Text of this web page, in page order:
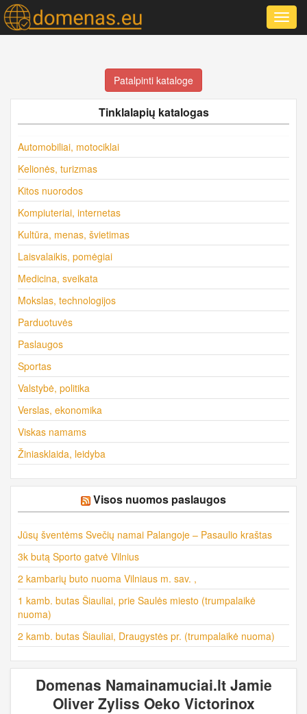
Patalpinti kataloge
Tinklalapių katalogas
Automobiliai, motociklai
Kelionės, turizmas
Kitos nuorodos
Kompiuteriai, internetas
Kultūra, menas, švietimas
Laisvalaikis, pomėgiai
Medicina, sveikata
Mokslas, technologijos
Parduotuvės
Paslaugos
Sportas
Valstybė, politika
Verslas, ekonomika
Viskas namams
Žiniasklaida, leidyba
Visos nuomos paslaugos
Jūsų šventėms Svečių namai Palangoje – Pasaulio kraštas
3k butą Sporto gatvė Vilnius
2 kambarių buto nuoma Vilniaus m. sav. ,
1 kamb. butas Šiauliai, prie Saulės miesto (trumpalaikė
nuoma)
2 kamb. butas Šiauliai, Draugystės pr. (trumpalaikė nuoma)
Domenas Namainamuciai.lt Jamie
Oliver Zyliss Oeko Victorinox